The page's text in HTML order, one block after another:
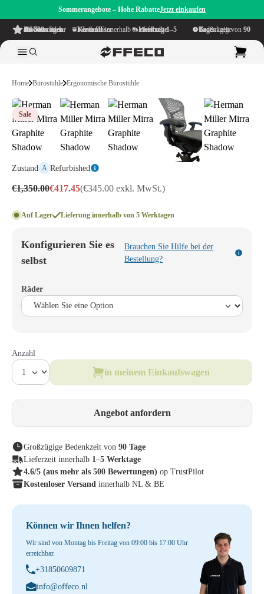
Sommerangebote – Hohe RabatteJetzt einkaufen
4.6/5
aus mehr als 500 Bewertungen
auf TrustPilot Kostenloser Versand
innerhalb NL & BE Lieferzeit innerhalb
1–5 Werktage Großzügige Bedenkzeit von
90 Tage
Home Bürostühle Ergonomische Bürostühle
Sale
Zustand A Refurbished
€1,350.00€417.45(€345.00 exkl. MwSt.)
Auf Lager Lieferung innerhalb von 5 Werktagen
Konfigurieren Sie es
selbst
Brauchen Sie Hilfe bei der
Bestellung?
Räder
Anzahl
in meinem Einkaufswagen
Angebot anfordern
Großzügige Bedenkzeit von 90 Tage
Lieferzeit innerhalb 1–5 Werktage
4.6/5 (aus mehr als 500 Bewertungen) op TrustPilot
Kostenloser Versand innerhalb NL & BE
Können wir Ihnen helfen?
Wir sind von Montag bis Freitag von 09:00 bis 17:00 Uhr
erreichbar.
+31850609871
info@offeco.nl